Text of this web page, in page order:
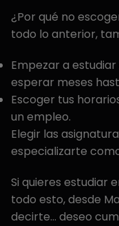
¿Por qué no
todo lo anterior,
Empezar a
esperar meses
Escoger tus
un empleo.
Elegir las
especializarte
Si quieres estudiar
todo esto, desde
decirte… deseo